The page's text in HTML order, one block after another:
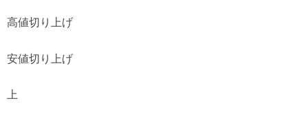
高値切り上げ
安値切り上げ
上